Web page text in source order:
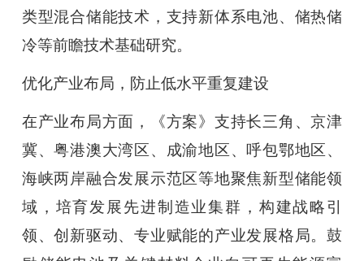
类型混合储能技术，支持新体系电池、储热储
冷等前瞻技术基础研究。
优化产业布局，防止低水平重复建设
在产业布局方面，《方案》支持长三角、京津
冀、粤港澳大湾区、成渝地区、呼包鄂地区、
海峡两岸融合发展示范区等地聚焦新型储能领
域，培育发展先进制造业集群，构建战略引
领、创新驱动、专业赋能的产业发展格局。鼓